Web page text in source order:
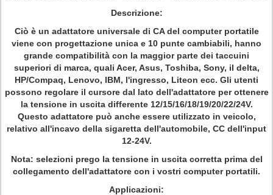
Descrizione:
Ciò è un adattatore universale di CA del computer portatile
viene con progettazione unica e 10 punte cambiabili, hanno
grande compatibilità con la maggior parte dei taccuini
superiori di marca, quali Acer, Asus, Toshiba, Sony, il delta,
HP/Compaq, Lenovo, IBM, l'ingresso, Liteon ecc. Gli utenti
possono regolare il cursore dal lato dell'adattatore per ottenere
la tensione in uscita differente 12/15/16/18/19/20/22/24V.
Questo adattatore può anche essere utilizzato in veicolo,
relativo all'incavo della sigaretta dell'automobile, CC dell'input
12-24V.
Nota: selezioni prego la tensione in uscita corretta prima del
collegamento dell'adattatore con i vostri computer portatili.
Applicazioni: